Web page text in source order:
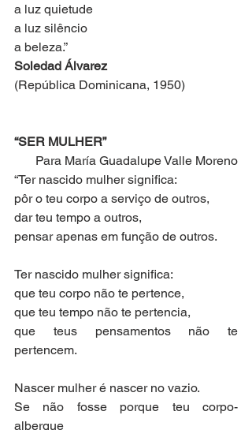
a luz quietude
a luz silêncio
a beleza.”
Soledad Álvarez
(República Dominicana, 1950)
“SER MULHER”
Para María Guadalupe Valle Moreno
“Ter nascido mulher significa:
pôr o teu corpo a serviço de outros,
dar teu tempo a outros,
pensar apenas em função de outros.
Ter nascido mulher significa:
que teu corpo não te pertence,
que teu tempo não te pertencia,
que teus pensamentos não te
pertencem.
Nascer mulher é nascer no vazio.
Se não fosse porque teu corpo-
albergue